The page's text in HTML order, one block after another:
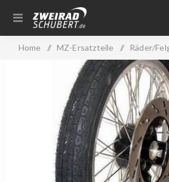
Home / MZ-Ersatzteile / Räder/
Speichenräder mit